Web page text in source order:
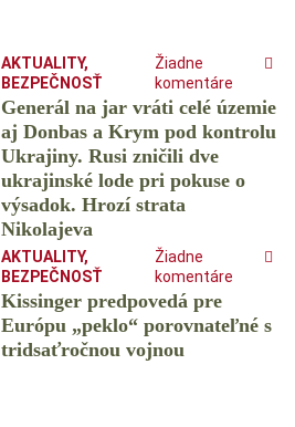
AKTUALITY,
BEZPEČNOSŤ
Žiadne
komentáre
Generál na jar vráti celé územie
aj Donbas a Krym pod kontrolu
Ukrajiny. Rusi zničili dve
ukrajinské lode pri pokuse o
výsadok. Hrozí strata
Nikolajeva
AKTUALITY,
BEZPEČNOSŤ
Žiadne
komentáre
Kissinger predpovedá pre
Európu „peklo“ porovnateľné s
tridsaťročnou vojnou